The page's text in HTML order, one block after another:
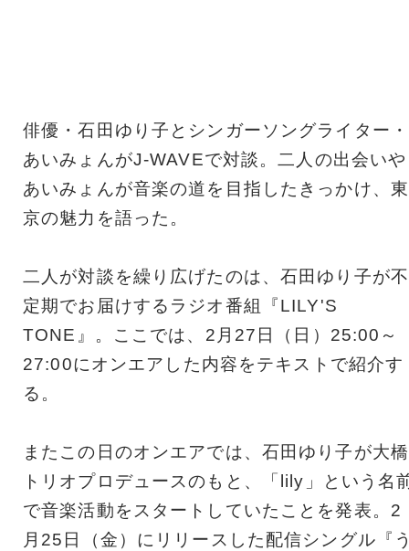
俳優・石田ゆり子とシンガーソングライター・
あいみょんがJ-WAVEで対談。二人の出会いや
あいみょんが音楽の道を目指したきっかけ、東
京の魅力を語った。
二人が対談を繰り広げたのは、石田ゆり子が不
定期でお届けするラジオ番組『LILY'S
TONE』。ここでは、2月27日（日）25:00～
27:00にオンエアした内容をテキストで紹介す
る。
またこの日のオンエアでは、石田ゆり子が大橋
トリオプロデュースのもと、「lily」という名
で音楽活動をスタートしていたことを発表。2
月25日（金）にリリースした配信シングル『